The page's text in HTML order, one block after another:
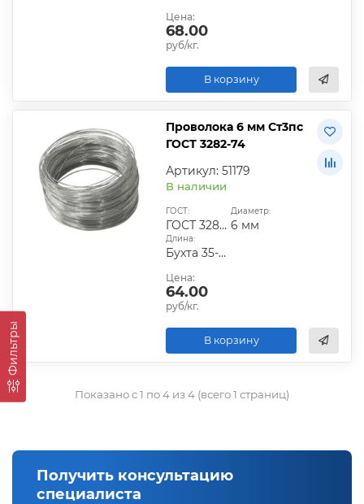
Фильтры
Цена:
68.00
руб/кг.
В корзину
Проволока 6 мм Ст3пс
ГОСТ 3282-74
Артикул: 51179
В наличии
ГОСТ:
ГОСТ 3282-74
Диаметр:
6 мм
Длина:
Бухта 35-50 кг
Цена:
64.00
руб/кг.
В корзину
Показано с 1 по 4 из 4 (всего 1 страниц)
Получить консультацию
специалиста